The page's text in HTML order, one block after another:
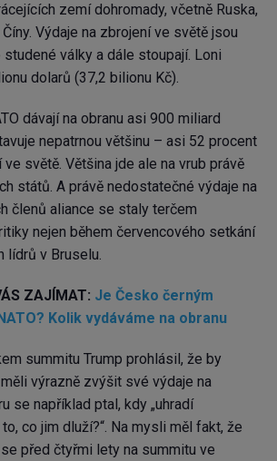
zemí dohromady, včetně Ruska,
Výdaje na zbrojení ve světě jsou
války a dále stoupají. Loni
dolarů (37,2 bilionu Kč).
dávají na obranu asi 900 miliard
nepatrnou většinu – asi 52 procent
světě. Většina jde ale na vrub právě
států. A právě nedostatečné výdaje na
členů aliance se staly terčem
nejen během červencového setkání
lídrů v Bruselu.
ZAJÍMAT: Je Česko černým
Kolik vydáváme na obranu
summitu Trump prohlásil, že by
výrazně zvýšit své výdaje na
se například ptal, kdy „uhradí
co jim dluží?“. Na mysli měl fakt, že
před čtyřmi lety na summitu ve